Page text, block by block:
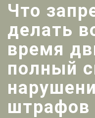
Что
делать
время
полный
штрафов